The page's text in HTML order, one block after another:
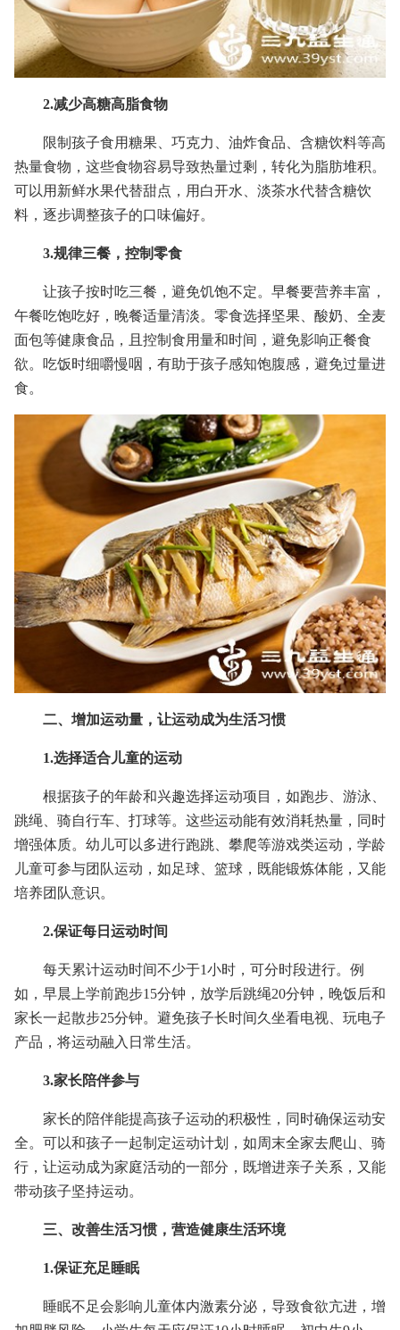
2.减少高糖高脂食物
限制孩子食用糖果、巧克力、油炸食品、含糖饮料等高
热量食物，这些食物容易导致热量过剩，转化为脂肪堆积。
可以用新鲜水果代替甜点，用白开水、淡茶水代替含糖饮
料，逐步调整孩子的口味偏好。
3.规律三餐，控制零食
让孩子按时吃三餐，避免饥饱不定。早餐要营养丰富，
午餐吃饱吃好，晚餐适量清淡。零食选择坚果、酸奶、全麦
面包等健康食品，且控制食用量和时间，避免影响正餐食
欲。吃饭时细嚼慢咽，有助于孩子感知饱腹感，避免过量进
食。
二、增加运动量，让运动成为生活习惯
1.选择适合儿童的运动
根据孩子的年龄和兴趣选择运动项目，如跑步、游泳、
跳绳、骑自行车、打球等。这些运动能有效消耗热量，同时
增强体质。幼儿可以多进行跑跳、攀爬等游戏类运动，学龄
儿童可参与团队运动，如足球、篮球，既能锻炼体能，又能
培养团队意识。
2.保证每日运动时间
每天累计运动时间不少于1小时，可分时段进行。例
如，早晨上学前跑步15分钟，放学后跳绳20分钟，晚饭后和
家长一起散步25分钟。避免孩子长时间久坐看电视、玩电子
产品，将运动融入日常生活。
3.家长陪伴参与
家长的陪伴能提高孩子运动的积极性，同时确保运动安
全。可以和孩子一起制定运动计划，如周末全家去爬山、骑
行，让运动成为家庭活动的一部分，既增进亲子关系，又能
带动孩子坚持运动。
三、改善生活习惯，营造健康生活环境
1.保证充足睡眠
睡眠不足会影响儿童体内激素分泌，导致食欲亢进，增